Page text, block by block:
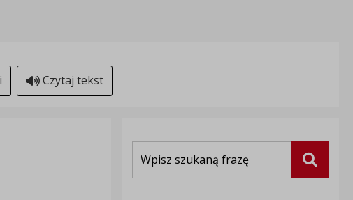
Czytaj tekst
Szukaj